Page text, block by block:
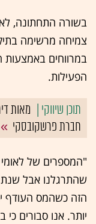
בשורה התחתונה,
צמיחה מרשימה
במרווחים באמצעות
הפעילות.
חברת פרשקובסקי
הזה כשהמס העודף